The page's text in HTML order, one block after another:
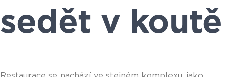
sedět v koutě